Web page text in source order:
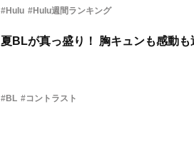
#Hulu #Hulu週間ランキング
夏BLが真っ盛り！ 胸キュンも感動
#BL #コントラスト